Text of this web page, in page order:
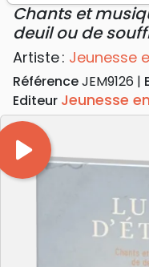
Chants et
deuil ou de
Artiste : Jeunesse
RéférenceJEM9126
Editeur Jeunesse
play_arrow